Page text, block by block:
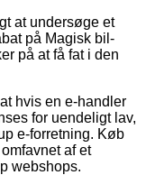
at undersøge et
på Magisk bil-
på at få fat i den
hvis en e-handler
for uendeligt lav,
e-forretning. Køb
af et
webshops.